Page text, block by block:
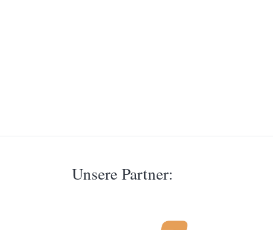
Unsere Partner: